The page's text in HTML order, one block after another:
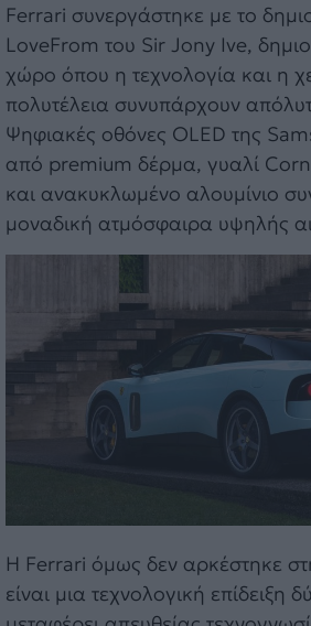
Ferrari συνεργάστηκε με το
LoveFrom του Sir Jony Ive,
χώρο όπου η τεχνολογία και η
πολυτέλεια συνυπάρχουν
Ψηφιακές οθόνες OLED της
από premium δέρμα, γυαλί
και ανακυκλωμένο αλουμίνιο
μοναδική ατμόσφαιρα υψηλής
Η Ferrari όμως δεν αρκέστηκε
είναι μια τεχνολογική επίδειξη